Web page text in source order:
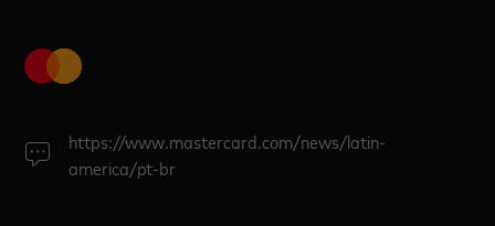
https://www.mastercard.com/news/latin-
america/pt-br